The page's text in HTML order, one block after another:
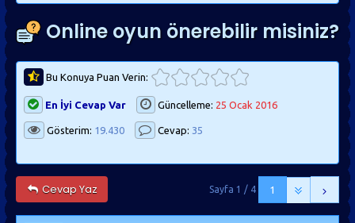
Online oyun önerebilir misiniz?
Bu Konuya Puan Verin:
En İyi Cevap Var Güncelleme: 25 Ocak 2016
Gösterim: 19.430 Cevap: 35
Cevap Yaz 1
Sayfa 1 / 4